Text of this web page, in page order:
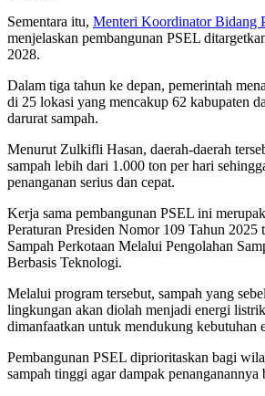
Sementara itu, Menteri Koordinator Bidang
menjelaskan pembangunan PSEL
2028.
Dalam tiga tahun ke depan, pemerintah
di 25 lokasi yang mencakup 62 kabupaten
darurat sampah.
Menurut Zulkifli Hasan, daerah-daerah
sampah lebih dari 1.000 ton per hari
penanganan serius dan cepat.
Kerja sama pembangunan PSEL ini
Peraturan Presiden Nomor 109 Tahun 2025
Sampah Perkotaan Melalui Pengolahan
Berbasis Teknologi.
Melalui program tersebut, sampah yang
lingkungan akan diolah menjadi energi
dimanfaatkan untuk mendukung kebutuhan
Pembangunan PSEL diprioritaskan bagi
sampah tinggi agar dampak penanganannya